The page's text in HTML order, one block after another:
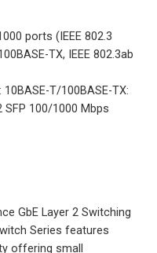
ports (IEEE 802.3
TX, IEEE 802.3ab
10BASE-T/100BASE-TX:
SFP 100/1000 Mbps
GbE Layer 2 Switching
Series features
offering small